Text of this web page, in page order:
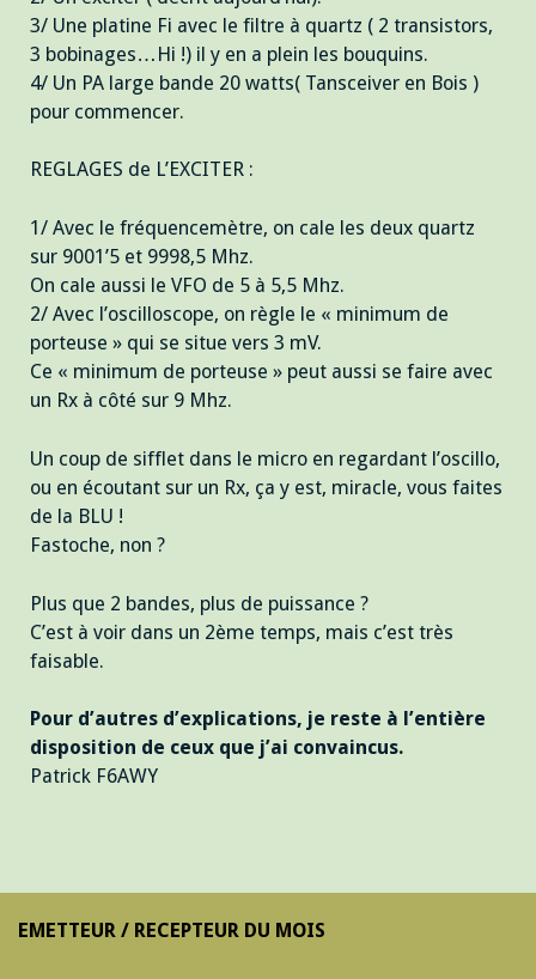
3/ Une platine Fi avec le filtre à quartz ( 2 transistors,
3 bobinages…Hi !) il y en a plein les bouquins.
4/ Un PA large bande 20 watts( Tansceiver en Bois )
pour commencer.
REGLAGES de L’EXCITER :
1/ Avec le fréquencemètre, on cale les deux quartz
sur 9001’5 et 9998,5 Mhz.
On cale aussi le VFO de 5 à 5,5 Mhz.
2/ Avec l’oscilloscope, on règle le « minimum de
porteuse » qui se situe vers 3 mV.
Ce « minimum de porteuse » peut aussi se faire avec
un Rx à côté sur 9 Mhz.
Un coup de sifflet dans le micro en regardant l’oscillo,
ou en écoutant sur un Rx, ça y est, miracle, vous faites
de la BLU !
Fastoche, non ?
Plus que 2 bandes, plus de puissance ?
C’est à voir dans un 2ème temps, mais c’est très
faisable.
Pour d’autres d’explications, je reste à l’entière
disposition de ceux que j’ai convaincus.
Patrick F6AWY
EMETTEUR / RECEPTEUR DU MOIS